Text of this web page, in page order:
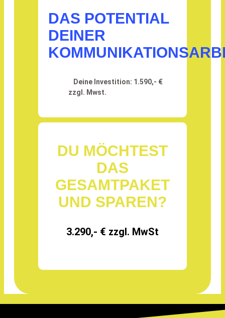
DAS POTENTIAL
DEINER
Deine Investition: 1.590,- €
zzgl. Mwst.
DU MÖCHTEST
DAS
GESAMTPAKET
UND SPAREN?
3.290,- € zzgl. MwSt